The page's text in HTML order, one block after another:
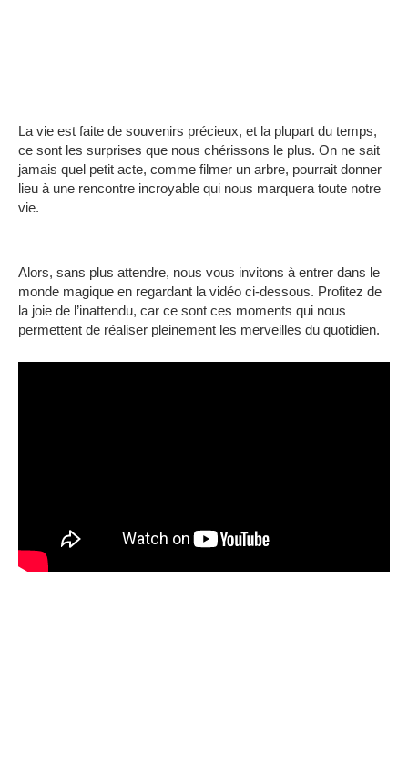
La vie est faite de souvenirs précieux, et la plupart du temps,
ce sont les surprises que nous chérissons le plus. On ne sait
jamais quel petit acte, comme filmer un arbre, pourrait donner
lieu à une rencontre incroyable qui nous marquera toute notre
vie.
Alors, sans plus attendre, nous vous invitons à entrer dans le
monde magique en regardant la vidéo ci-dessous. Profitez de
la joie de l’inattendu, car ce sont ces moments qui nous
permettent de réaliser pleinement les merveilles du quotidien.